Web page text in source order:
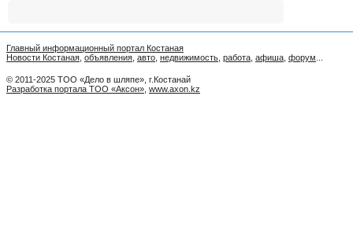
Главный информационный портал Костаная
Новости Костаная объявления авто недвижимость работа афиша форум
© 2011-2025 ТОО «Дело в шляпе», г.Костанай
Разработка портала ТОО «Аксон» www.axon.kz